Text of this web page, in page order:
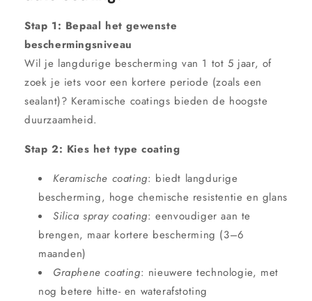
Stap 1: Bepaal het gewenste
beschermingsniveau
Wil je langdurige bescherming van 1 tot 5 jaar, of
zoek je iets voor een kortere periode (zoals een
sealant)? Keramische coatings bieden de hoogste
duurzaamheid.
Stap 2: Kies het type coating
Keramische coating: biedt langdurige
bescherming, hoge chemische resistentie en glans
Silica spray coating: eenvoudiger aan te
brengen, maar kortere bescherming (3–6
maanden)
Graphene coating: nieuwere technologie, met
nog betere hitte- en waterafstoting